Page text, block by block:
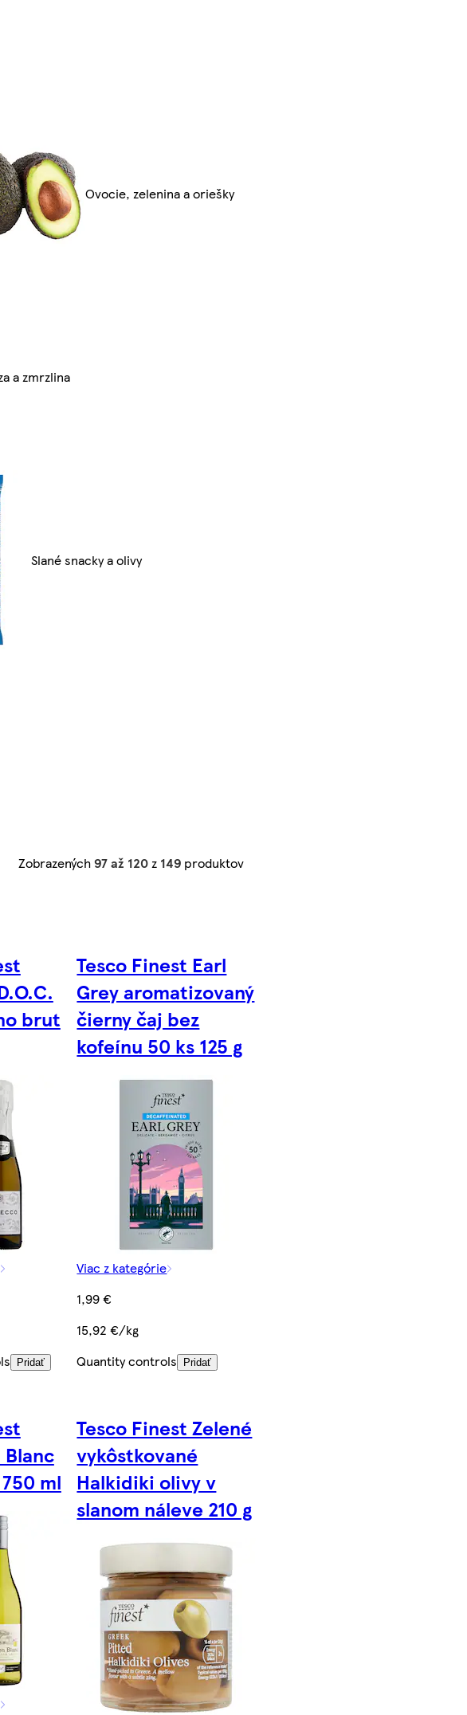
Ovocie, zelenina a oriešky
a zmrzlina
Slané snacky a olivy
Zobrazených97 až 120z 149 produktov
brut
Pridať
Tesco Finest Earl
Grey aromatizovaný
čierny čaj bez
kofeínu 50 ks 125 g
Viac z kategórie
1,99 €
15,92 €/kg
Quantity controls
Pridať
Blanc
ml
Tesco Finest Zelené
vykôstkované
Halkidiki olivy v
slanom náleve 210 g